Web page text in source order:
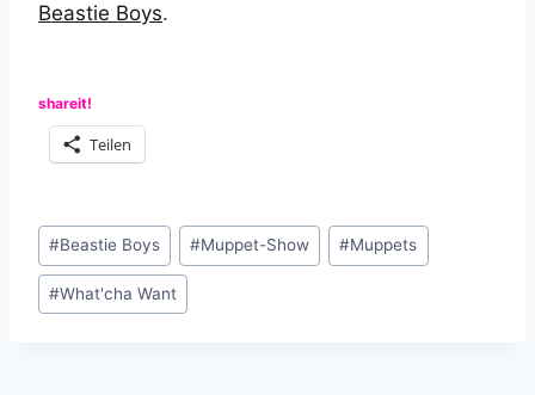
Beastie Boys.
shareit!
Teilen
Schlagworte:
#Beastie Boys #Muppet-Show #Muppets
#What'cha Want